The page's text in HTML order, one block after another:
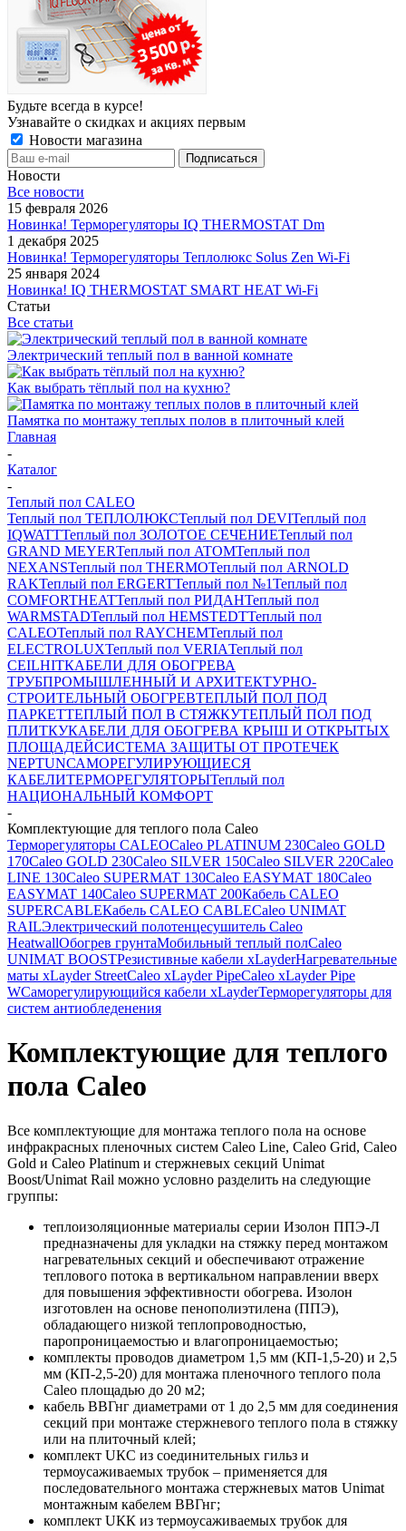
Будьте всегда в курсе!
Узнавайте о скидках и акциях первым
Новости магазина
Новости
Все новости
15 февраля 2026
Новинка! Терморегуляторы IQ THERMOSTAT Dm
1 декабря 2025
Новинка! Терморегуляторы Теплолюкс Solus Zen Wi-Fi
25 января 2024
Новинка! IQ THERMOSTAT SMART HEAT Wi-Fi
Статьи
Все статьи
Электрический теплый пол в ванной комнате
Как выбрать тёплый пол на кухню?
Памятка по монтажу теплых полов в плиточный клей
Главная
-
Каталог
-
Теплый пол CALEO
Теплый пол ТЕПЛОЛЮКСТеплый пол DEVIТеплый пол
IQWATTТеплый пол ЗОЛОТОЕ СЕЧЕНИЕТеплый пол
GRAND MEYERТеплый пол ATOMТеплый пол
NEXANSТеплый пол THERMOТеплый пол ARNOLD
RAKТеплый пол ERGERTТеплый пол №1Теплый пол
COMFORTHEATТеплый пол РИДАНТеплый пол
WARMSTADТеплый пол HEMSTEDTТеплый пол
CALEOТеплый пол RAYCHEMТеплый пол
ELECTROLUXТеплый пол VERIAТеплый пол
CEILHITКАБЕЛИ ДЛЯ ОБОГРЕВА
ТРУБПРОМЫШЛЕННЫЙ И АРХИТЕКТУРНО-
СТРОИТЕЛЬНЫЙ ОБОГРЕВТЕПЛЫЙ ПОЛ ПОД
ПАРКЕТТЕПЛЫЙ ПОЛ В СТЯЖКУТЕПЛЫЙ ПОЛ ПОД
ПЛИТКУКАБЕЛИ ДЛЯ ОБОГРЕВА КРЫШ И ОТКРЫТЫХ
ПЛОЩАДЕЙСИСТЕМА ЗАЩИТЫ ОТ ПРОТЕЧЕК
NEPTUNСАМОРЕГУЛИРУЮЩИЕСЯ
КАБЕЛИТЕРМОРЕГУЛЯТОРЫТеплый пол
НАЦИОНАЛЬНЫЙ КОМФОРТ
-
Комплектующие для теплого пола Caleo
Терморегуляторы CALEOCaleo PLATINUM 230Caleo GOLD
170Caleo GOLD 230Caleo SILVER 150Caleo SILVER 220Caleo
LINE 130Caleo SUPERMAT 130Caleo EASYMAT 180Caleo
EASYMAT 140Caleo SUPERMAT 200Кабель CALEO
SUPERCABLEКабель CALEO CABLECaleo UNIMAT
RAILЭлектрический полотенцесушитель Caleo
HeatwallОбогрев грунтаМобильный теплый полCaleo
UNIMAT BOOSTРезистивные кабели xLayderНагревательные
маты xLayder StreetCaleo xLayder PipeCaleo xLayder Pipe
WСаморегулирующийся кабели xLayderТерморегуляторы для
систем антиобледенения
Комплектующие для теплого
пола Caleo
Все комплектующие для монтажа теплого пола на основе
инфракрасных пленочных систем Caleo Line, Caleo Grid, Caleo
Gold и Caleo Platinum и стержневых секций Unimat
Boost/Unimat Rail можно условно разделить на следующие
группы:
теплоизоляционные материалы серии Изолон ППЭ-Л
предназначены для укладки на стяжку перед монтажом
нагревательных секций и обеспечивают отражение
теплового потока в вертикальном направлении вверх
для повышения эффективности обогрева. Изолон
изготовлен на основе пенополиэтилена (ППЭ),
обладающего низкой теплопроводностью,
паропроницаемостью и влагопроницаемостью;
комплекты проводов диаметром 1,5 мм (КП-1,5-20) и 2,5
мм (КП-2,5-20) для монтажа пленочного теплого пола
Caleo площадью до 20 м2;
кабель ВВГнг диаметрами от 1 до 2,5 мм для соединения
секций при монтаже стержневого теплого пола в стяжку
или на плиточный клей;
комплект UКС из соединительных гильз и
термоусаживаемых трубок – применяется для
последовательного монтажа стержневых матов Unimat
монтажным кабелем ВВГнг;
комплект UКК из термоусаживаемых трубок для